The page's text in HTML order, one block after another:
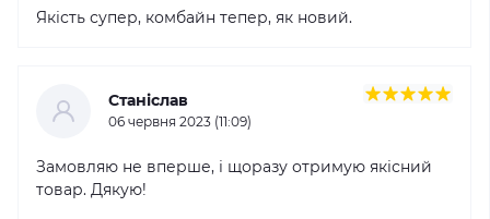
Якість супер, комбайн тепер, як новий.
Станіслав
06 червня 2023 (11:09)
Замовляю не вперше, і щоразу отримую якісний
товар. Дякую!